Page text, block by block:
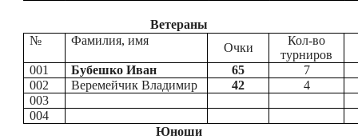
Ветераны
№
Фамилия, имя
Очки
Кол-во
турниров
001
Бубешко Иван 65
7
002
Веремейчик Владимир 42
4
003
004
Юноши